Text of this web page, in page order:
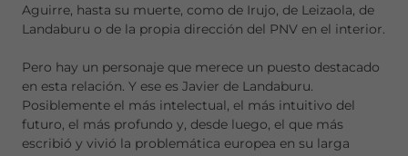
Aguirre, hasta su muerte, como de Irujo, de Leizaola, de
Landaburu o de la propia dirección del PNV en el interior.
Pero hay un personaje que merece un puesto destacado
en esta relación. Y ese es Javier de Landaburu.
Posiblemente el más intelectual, el más intuitivo del
futuro, el más profundo y, desde luego, el que más
escribió y vivió la problemática europea en su larga